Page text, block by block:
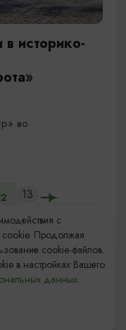
историко-
во
13
САЙТЕ
с
cookie. Продолжая
cookie-файлов.
в настройках Вашего
данных.